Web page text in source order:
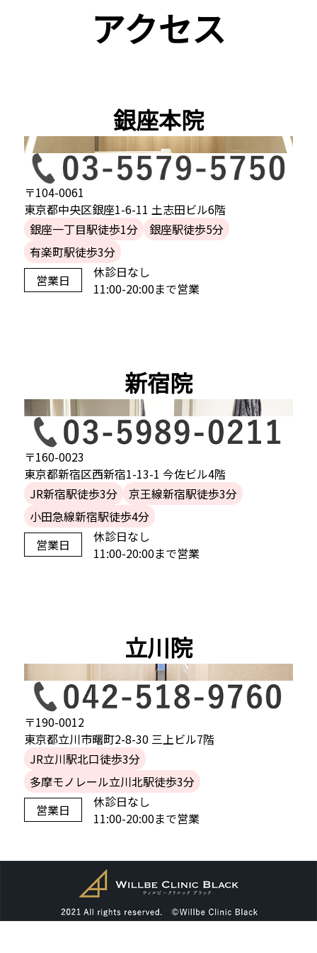
アクセス
銀座本院
〒104-0061
東京都中央区銀座1-6-11 土志田ビル6階
銀座一丁目駅徒歩1分
銀座駅徒歩5分
有楽町駅徒歩3分
営業日
休診日なし
11:00-20:00まで営業
新宿院
〒160-0023
東京都新宿区西新宿1-13-1 今佐ビル4階
JR新宿駅徒歩3分
京王線新宿駅徒歩3分
小田急線新宿駅徒歩4分
営業日
休診日なし
11:00-20:00まで営業
立川院
〒190-0012
東京都立川市曙町2-8-30 三上ビル7階
JR立川駅北口徒歩3分
多摩モノレール立川北駅徒歩3分
営業日
休診日なし
11:00-20:00まで営業